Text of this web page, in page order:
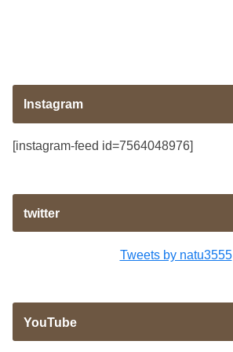
Instagram
[instagram-feed id=7564048976]
twitter
Tweets by natu3555
YouTube